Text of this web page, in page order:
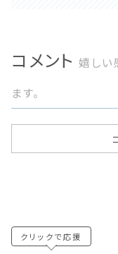
コメント 嬉しい
ます。
クリックで応援